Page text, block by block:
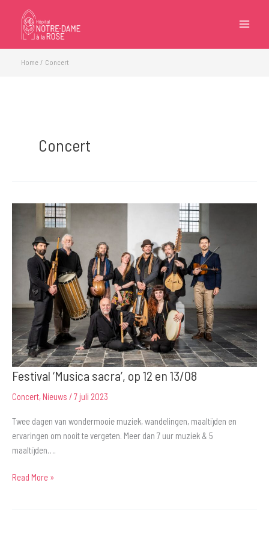
inhoud
Home Concert
Concert
Festival ‘Musica sacra’, op 12 en 13/08
Concert, Nieuws /7 juli 2023
Twee dagen van wondermooie muziek, wandelingen, maaltijden en
ervaringen om nooit te vergeten. Meer dan 7 uur muziek & 5
maaltijden….
Festival
Read More »